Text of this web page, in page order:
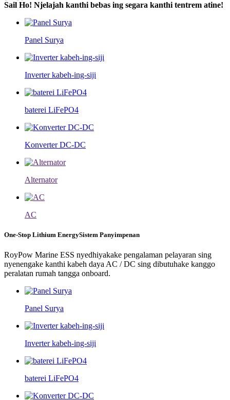
Sail Ho! Njelajah kanthi bebas ing segara kanthi tentrem atine!
Panel Surya
Inverter kabeh-ing-siji
baterei LiFePO4
Konverter DC-DC
Alternator
AC
One-Stop Lithium EnergySistem Panyimpenan
RoyPow Marine ESS nyedhiyakake pengalaman pelayaran sing
nyenengake kanthi kabeh daya AC / DC sing dibutuhake kanggo
peralatan rumah tangga onboard.
Panel Surya
Inverter kabeh-ing-siji
baterei LiFePO4